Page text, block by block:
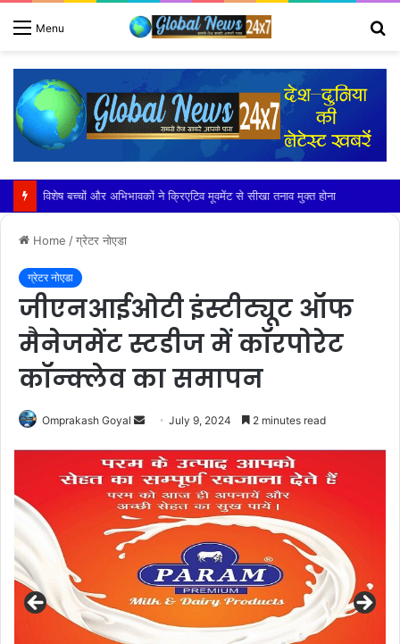
Menu
Home /ग्रेटर नोएडा
ग्रेटर नोएडा
जीएनआईओटी इंस्टीट्यूट ऑफ
मैनेजमेंट स्टडीज में कॉरपोरेट
कॉन्क्लेव का समापन
Omprakash Goyal
Send
email
July 9, 2024 2 minutes read